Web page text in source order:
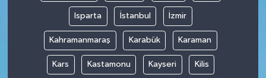
Isparta İstanbul İzmir
Kahramanmaraş Karabük Karaman
Kars Kastamonu Kayseri Kilis